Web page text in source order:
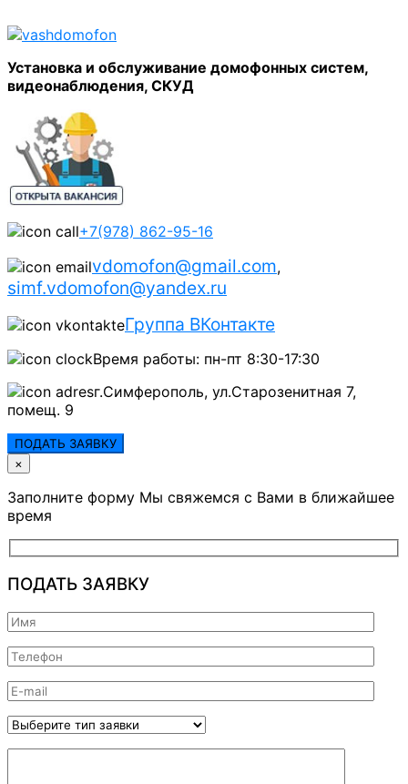
Установка и обслуживание домофонных систем,
видеонаблюдения, СКУД
+7(978) 862-95-16
vdomofon@gmail.com,
simf.vdomofon@yandex.ru
Группа ВКонтакте
Время работы: пн-пт 8:30-17:30
г.Симферополь, ул.Старозенитная 7,
помещ. 9
ПОДАТЬ ЗАЯВКУ
×
Заполните форму Мы свяжемся с Вами в ближайшее
время
ПОДАТЬ ЗАЯВКУ